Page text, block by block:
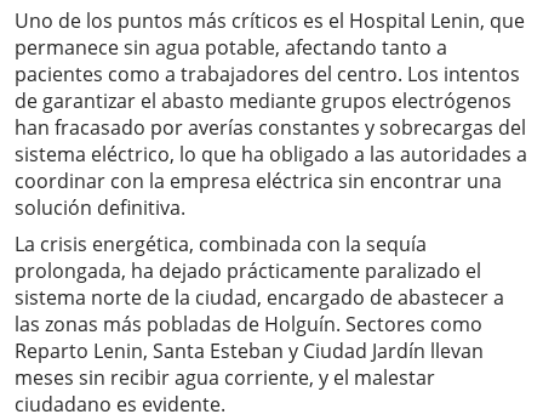
Uno de los puntos más críticos es el Hospital Lenin, que
permanece sin agua potable, afectando tanto a
pacientes como a trabajadores del centro. Los intentos
de garantizar el abasto mediante grupos electrógenos
han fracasado por averías constantes y sobrecargas del
sistema eléctrico, lo que ha obligado a las autoridades a
coordinar con la empresa eléctrica sin encontrar una
solución definitiva.
La crisis energética, combinada con la sequía
prolongada, ha dejado prácticamente paralizado el
sistema norte de la ciudad, encargado de abastecer a
las zonas más pobladas de Holguín. Sectores como
Reparto Lenin, Santa Esteban y Ciudad Jardín llevan
meses sin recibir agua corriente, y el malestar
ciudadano es evidente.